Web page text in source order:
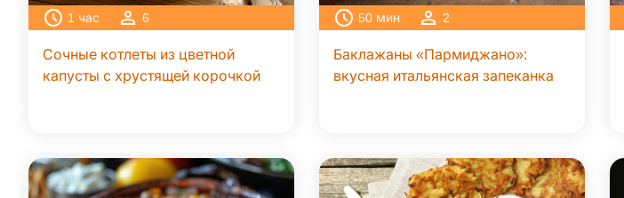
1 час 6
Сочные котлеты из цветной
капусты с хрустящей корочкой
50 мин 2
Баклажаны «Пармиджано»:
вкусная итальянская запеканка